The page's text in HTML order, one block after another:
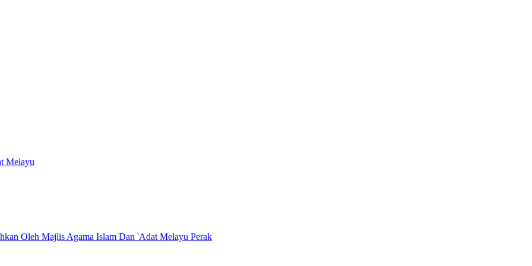
Melayu
Oleh Majlis Agama Islam Dan 'Adat Melayu Perak